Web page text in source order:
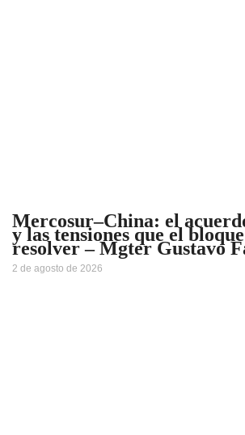
Mercosur–China: el
y las tensiones que el
resolver – Mgter Gustavo
2 de agosto de 2026